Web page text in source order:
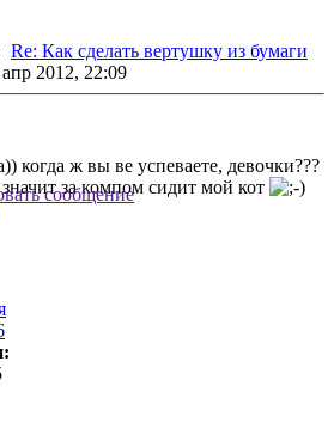
Re: Как сделать вертушку из бумаги
2012, 22:09
когда ж вы ве успеваете, девочки???
за компом сидит мой кот